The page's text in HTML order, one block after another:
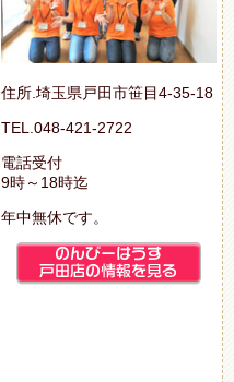
住所.埼玉県戸田市笹目4-35-18
TEL.048-421-2722
電話受付
9時～18時迄
年中無休です。